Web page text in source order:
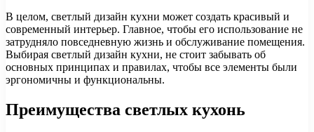
В целом, светлый дизайн кухни может создать красивый и
современный интерьер. Главное, чтобы его использование не
затрудняло повседневную жизнь и обслуживание помещения.
Выбирая светлый дизайн кухни, не стоит забывать об
основных принципах и правилах, чтобы все элементы были
эргономичны и функциональны.
Преимущества светлых кухонь